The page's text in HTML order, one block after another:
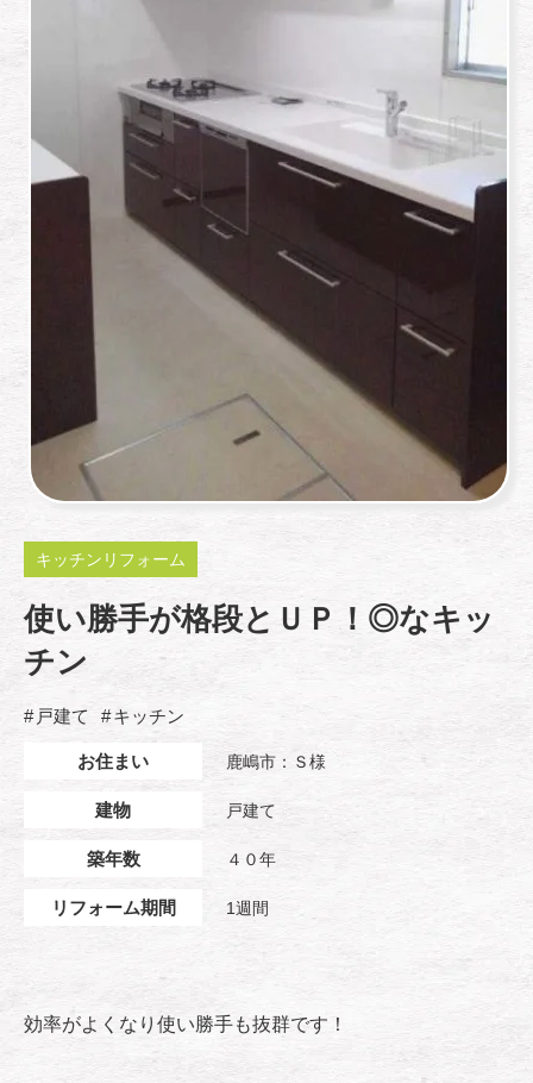
キッチンリフォーム
使い勝手が格段とＵＰ！◎なキッ
チン
戸建て キッチン
お住まい 鹿嶋市：Ｓ様
建物 戸建て
築年数 ４０年
リフォーム期間 1週間
効率がよくなり使い勝手も抜群です！